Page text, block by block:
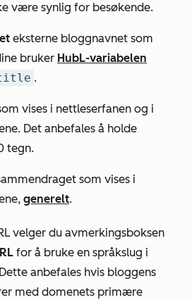
være synlig for besøkende.
eksterne bloggnavnet som
bruker HubL-variabelen
.
vises i nettleserfanen og i
Det anbefales å holde
tegn.
som vises i
generelt.
velger du avmerkingsboksen
for å bruke en språkslug i
anbefales hvis bloggens
med domenets primære